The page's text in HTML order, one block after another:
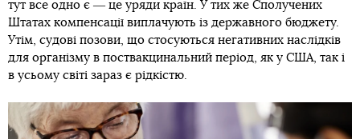
тут все одно є ― це уряди країн. У тих же Сполучених
Штатах компенсації виплачують із державного бюджету.
Утім, судові позови, що стосуються негативних наслідків
для організму в поствакцинальний період, як у США, так і
в усьому світі зараз є рідкістю.